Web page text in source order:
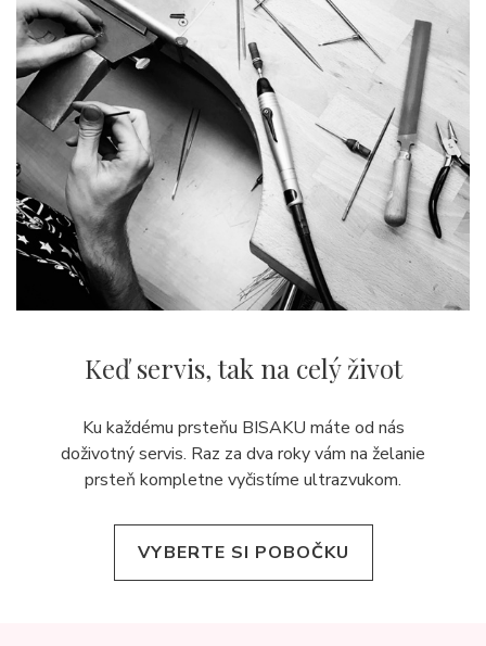
Keď servis,tak na celý život
Ku každému prsteňu BISAKU máte od nás
doživotný servis. Raz za dva roky vám na želanie
prsteň kompletne vyčistíme ultrazvukom.
VYBERTE SI POBOČKU